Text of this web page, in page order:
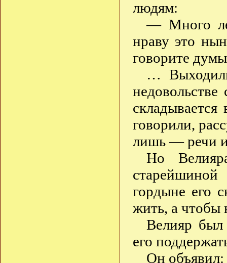
людям:
— Много
нраву это
говорите
…
говорили,
лишь — речи
Но
гордыне его
жить, а чтобы
Велияр был
его
Он объявил: